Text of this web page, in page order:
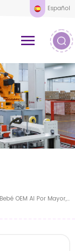
Español
Pañales Para Bebé OEM Al Por Mayor, Diseño Ultrafino A Prueba De Fugas Con Alta Absorción, SAP Importado